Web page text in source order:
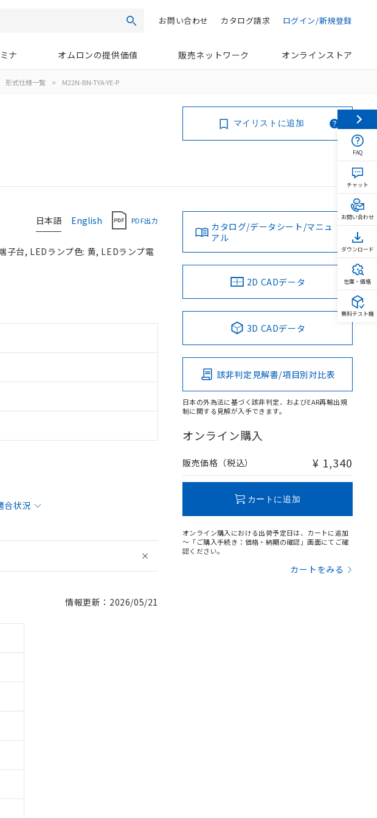
検索 ログイン/新規登録
カタログ請求
お問い合わせ
ナ オムロンの提供価値 販売ネットワーク オンラインストア
形式仕様一覧 > M22N-BN-TYA-YE-P
マイリストに追加
日本語 English PDF出力
台, LEDランプ色: 黄, LEDランプ電
合状況
情報更新：2026/05/21
カタログ/データシート/マニュ
アル
2D CADデータ
3D CADデータ
該非判定見解書/項目別対比表
日本の外為法に基づく該非判定、およびEAR再輸出規
制に関する見解が入手できます。
オンライン購入
販売価格（税込） ¥ 1,340
カートに追加
オンライン購入における出荷予定日は、カートに追加
～「ご購入手続き：価格・納期の確認」画面にてご確
認ください。
カートをみる
FAQ
チャット
お問い合わせ
ダウンロード
在庫・価格
無料テスト機